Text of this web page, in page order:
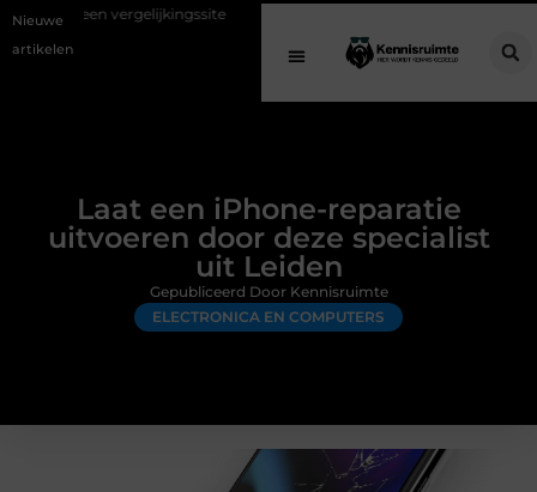
Nieuwe
artikelen
Schenking aan een goed doel: waarom geven
Laat een iPhone-reparatie
uitvoeren door deze specialist
uit Leiden
ELECTRONICA EN COMPUTERS
Gepubliceerd Door Kennisruimte